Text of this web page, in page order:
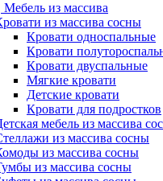
Мебель из массива
из массива сосны
Кровати односпальные
Кровати
Кровати двуспальные
Мягкие кровати
Детские кровати
Кровати для подростков
мебель из массива
из массива сосны
из массива сосны
из массива сосны